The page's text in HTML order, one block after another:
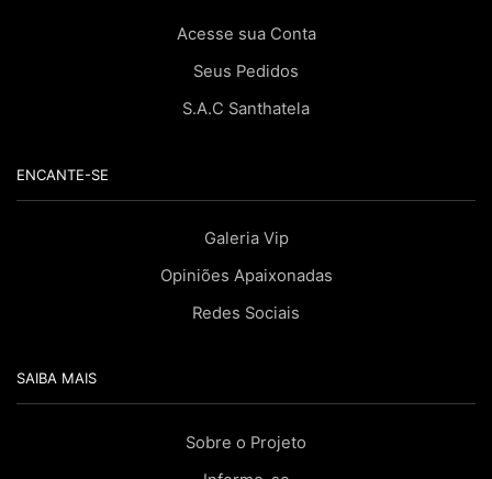
Acesse sua Conta
Seus Pedidos
S.A.C Santhatela
ENCANTE-SE
Galeria Vip
Opiniões Apaixonadas
Redes Sociais
SAIBA MAIS
Sobre o Projeto